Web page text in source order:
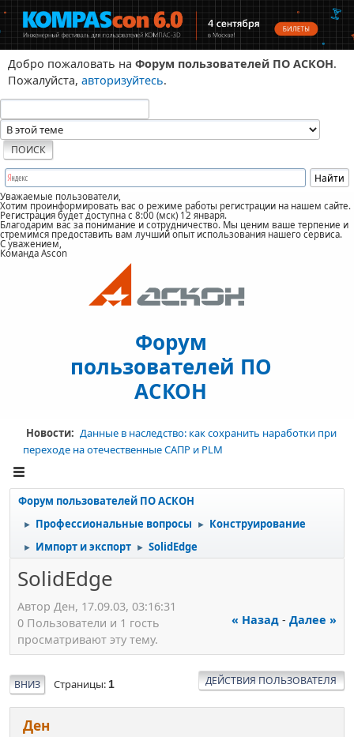
Добро пожаловать на Форум пользователей ПО АСКОН.
Пожалуйста, авторизуйтесь.
Уважаемые пользователи,
Хотим проинформировать вас о режиме работы регистрации на нашем сайте.
Регистрация будет доступна с 8:00 (мск) 12 января.
Благодарим вас за понимание и сотрудничество. Мы ценим ваше терпение и
стремимся предоставить вам лучший опыт использования нашего сервиса.
С уважением,
Команда Ascon
Форум
пользователей ПО
АСКОН
Новости: Данные в наследство: как сохранить наработки при
переходе на отечественные САПР и PLM
Форум пользователей ПО АСКОН
► Профессиональные вопросы ► Конструирование
► Импорт и экспорт ► SolidEdge
SolidEdge
Автор Ден, 17.09.03, 03:16:31
« Назад - Далее »
0 Пользователи и 1 гость
просматривают эту тему.
ВНИЗ Страницы 1 ДЕЙСТВИЯ ПОЛЬЗОВАТЕЛЯ
Ден